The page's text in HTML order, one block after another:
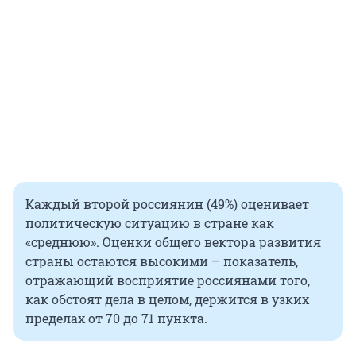
Каждый второй россиянин (49%) оценивает
политическую ситуацию в стране как
«среднюю». Оценки общего вектора развития
страны остаются высокими – показатель,
отражающий восприятие россиянами того,
как обстоят дела в целом, держится в узких
пределах от 70 до 71 пункта.